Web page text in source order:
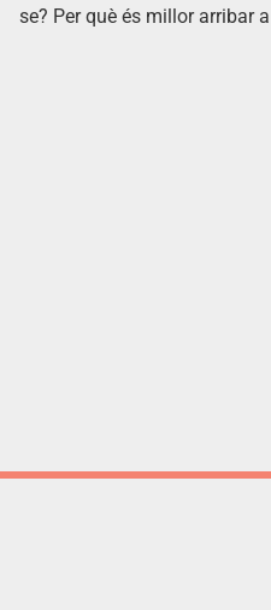
se? Per què és millor arribar